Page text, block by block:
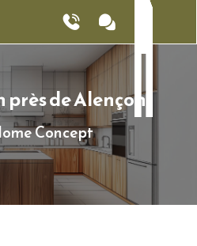
près de Alençon
Concept